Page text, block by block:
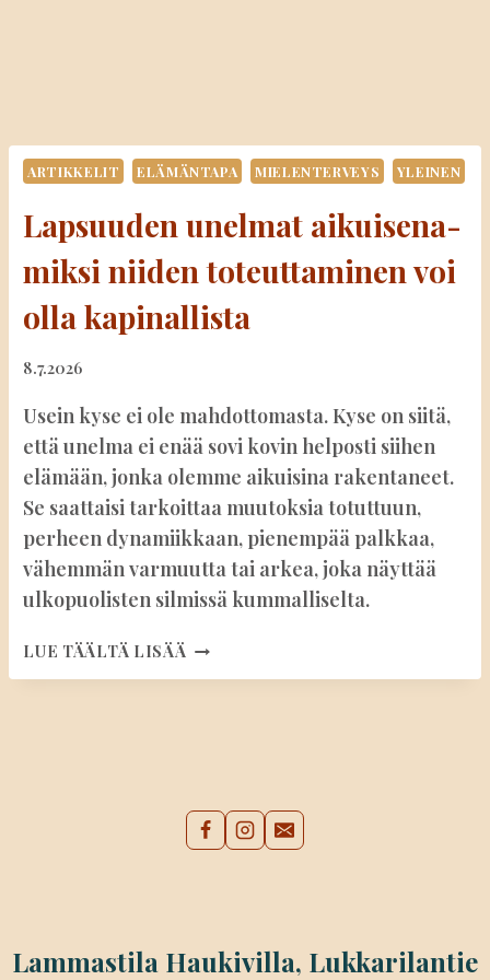
ARTIKKELIT ELÄMÄNTAPA MIELENTERVEYS YLEINEN
Lapsuuden unelmat aikuisena-
miksi niiden toteuttaminen voi
olla kapinallista
8.7.2026
Usein kyse ei ole mahdottomasta. Kyse on siitä,
että unelma ei enää sovi kovin helposti siihen
elämään, jonka olemme aikuisina rakentaneet.
Se saattaisi tarkoittaa muutoksia totuttuun,
perheen dynamiikkaan, pienempää palkkaa,
vähemmän varmuutta tai arkea, joka näyttää
ulkopuolisten silmissä kummalliselta.
LUE TÄÄLTÄ LISÄÄ LAPSUUDEN
OLLA
KAPINALLISTA
Lammastila Haukivilla, Lukkarilantie